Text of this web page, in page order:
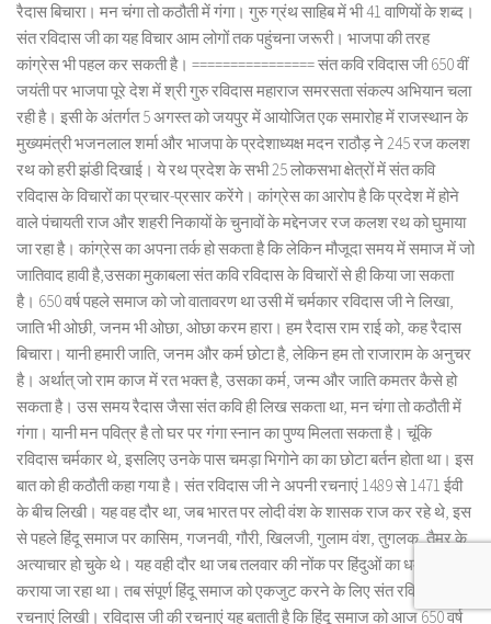
रैदास बिचारा। मन चंगा तो कठौती में गंगा। गुरु ग्रंथ साहिब में भी 41 वाणियों के शब्द।
संत रविदास जी का यह विचार आम लोगों तक पहुंचना जरूरी। भाजपा की तरह
कांग्रेस भी पहल कर सकती है। ================ संत कवि रविदास जी 650 वीं
जयंती पर भाजपा पूरे देश में श्री गुरु रविदास महाराज समरसता संकल्प अभियान चला
रही है। इसी के अंतर्गत 5 अगस्त को जयपुर में आयोजित एक समारोह में राजस्थान के
मुख्यमंत्री भजनलाल शर्मा और भाजपा के प्रदेशाध्यक्ष मदन राठौड़ ने 245 रज कलश
रथ को हरी झंडी दिखाई। ये रथ प्रदेश के सभी 25 लोकसभा क्षेत्रों में संत कवि
रविदास के विचारों का प्रचार-प्रसार करेंगे। कांग्रेस का आरोप है कि प्रदेश में होने
वाले पंचायती राज और शहरी निकायों के चुनावों के मद्देनजर रज कलश रथ को घुमाया
जा रहा है। कांग्रेस का अपना तर्क हो सकता है कि लेकिन मौजूदा समय में समाज में जो
जातिवाद हावी है,उसका मुकाबला संत कवि रविदास के विचारों से ही किया जा सकता
है। 650 वर्ष पहले समाज को जो वातावरण था उसी में चर्मकार रविदास जी ने लिखा,
जाति भी ओछी, जनम भी ओछा, ओछा करम हारा। हम रैदास राम राई को, कह रैदास
बिचारा। यानी हमारी जाति, जनम और कर्म छोटा है, लेकिन हम तो राजाराम के अनुचर
है। अर्थात् जो राम काज में रत भक्त है, उसका कर्म, जन्म और जाति कमतर कैसे हो
सकता है। उस समय रैदास जैसा संत कवि ही लिख सकता था, मन चंगा तो कठौती में
गंगा। यानी मन पवित्र है तो घर पर गंगा स्नान का पुण्य मिलता सकता है। चूंकि
रविदास चर्मकार थे, इसलिए उनके पास चमड़ा भिगोने का का छोटा बर्तन होता था। इस
बात को ही कठौती कहा गया है। संत रविदास जी ने अपनी रचनाएं 1489 से 1471 ईवी
के बीच लिखी। यह वह दौर था, जब भारत पर लोदी वंश के शासक राज कर रहे थे, इस
से पहले हिंदू समाज पर कासिम, गजनवी, गौरी, खिलजी, गुलाम वंश, तुगलक, तैमूर के
अत्याचार हो चुके थे। यह वही दौर था जब तलवार की नोंक पर हिंदुओं का धर्म परिवर्तन
कराया जा रहा था। तब संपूर्ण हिंदू समाज को एकजुट करने के लिए संत रविदास जी ने
रचनाएं लिखी। रविदास जी की रचनाएं यह बताती है कि हिंदू समाज को आज 650 वर्ष